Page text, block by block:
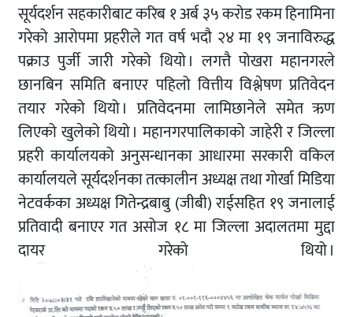
सूर्यदर्शन सहकारीबाट करिब १ अर्ब ३५ करोड रकम हिनामिना
गरेको आरोपमा प्रहरीले गत वर्ष भदौ २४ मा १९ जनाविरुद्ध
पक्राउ पुर्जी जारी गरेको थियो । लगत्तै पोखरा महानगरले
छानबिन समिति बनाएर पहिलो वित्तीय विश्लेषण प्रतिवेदन
तयार गरेको थियो । प्रतिवेदनमा लामिछानेले समेत ऋण
लिएको खुलेको थियो । महानगरपालिकाको जाहेरी र जिल्ला
प्रहरी कार्यालयको अनुसन्धानका आधारमा सरकारी वकिल
कार्यालयले सूर्यदर्शनका तत्कालीन अध्यक्ष तथा गोर्खा मिडिया
नेटवर्कका अध्यक्ष गितेन्द्रबाबु (जीबी) राईसहित १९ जनालाई
प्रतिवादी बनाएर गत असोज १८ मा जिल्ला अदालतमा मुद्दा
दायर गरेको थियो ।